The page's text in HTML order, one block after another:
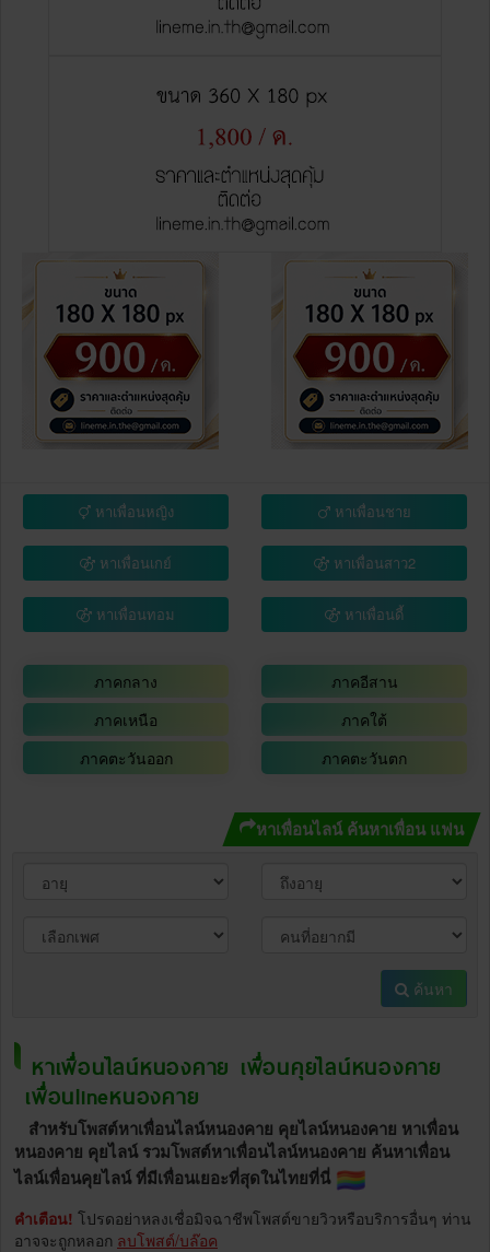
หาเพื่อนหญิง หาเพื่อนชาย
หาเพื่อนเกย์ หาเพื่อนสาว2
หาเพื่อนทอม หาเพื่อนดี้
ภาคกลาง
ภาคอีสาน
ภาคเหนือ
ภาคใต้
ภาคตะวันออก
ภาคตะวันตก
หาเพื่อนไลน์ ค้นหาเพื่อน แฟน
ค้นหา
หาเพื่อนไลน์หนองคาย เพื่อนคุยไลน์หนองคาย
เพื่อนlineหนองคาย
สำหรับโพสต์หาเพื่อนไลน์หนองคาย คุยไลน์หนองคาย หาเพื่อน
หนองคาย คุยไลน์ รวมโพสต์หาเพื่อนไลน์หนองคาย ค้นหาเพื่อน
ไลน์เพื่อนคุยไลน์ ที่มีเพื่อนเยอะที่สุดในไทยที่นี่
คำเตือน! โปรดอย่าหลงเชื่อมิจฉาชีพโพสต์ขายวิวหรือบริการอื่นๆ ท่าน
อาจจะถูกหลอก ลบโพสต์/บล๊อค